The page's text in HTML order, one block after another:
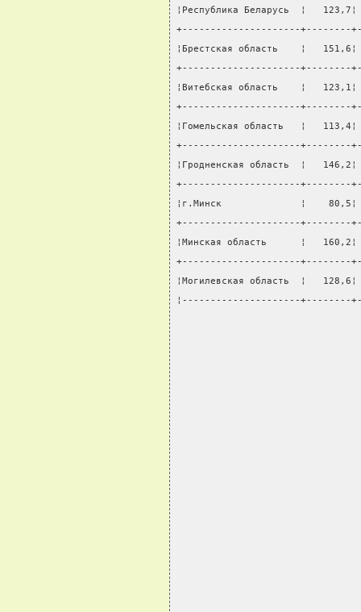
¦Республика Беларусь  ¦
+---------------------+--------
¦Брестская область    ¦
+---------------------+--------
¦Витебская область    ¦
+---------------------+--------
¦Гомельская область   ¦
+---------------------+--------
¦Гродненская область  ¦
+---------------------+--------
¦г.Минск              ¦    80,5¦
+---------------------+--------
¦Минская область      ¦
+---------------------+--------
¦Могилевская область  ¦
¦---------------------+--------